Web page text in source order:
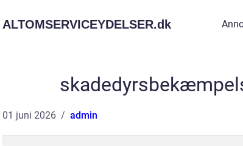
ALTOMSERVICEYDELSER.dk
01 juni 2026 admin